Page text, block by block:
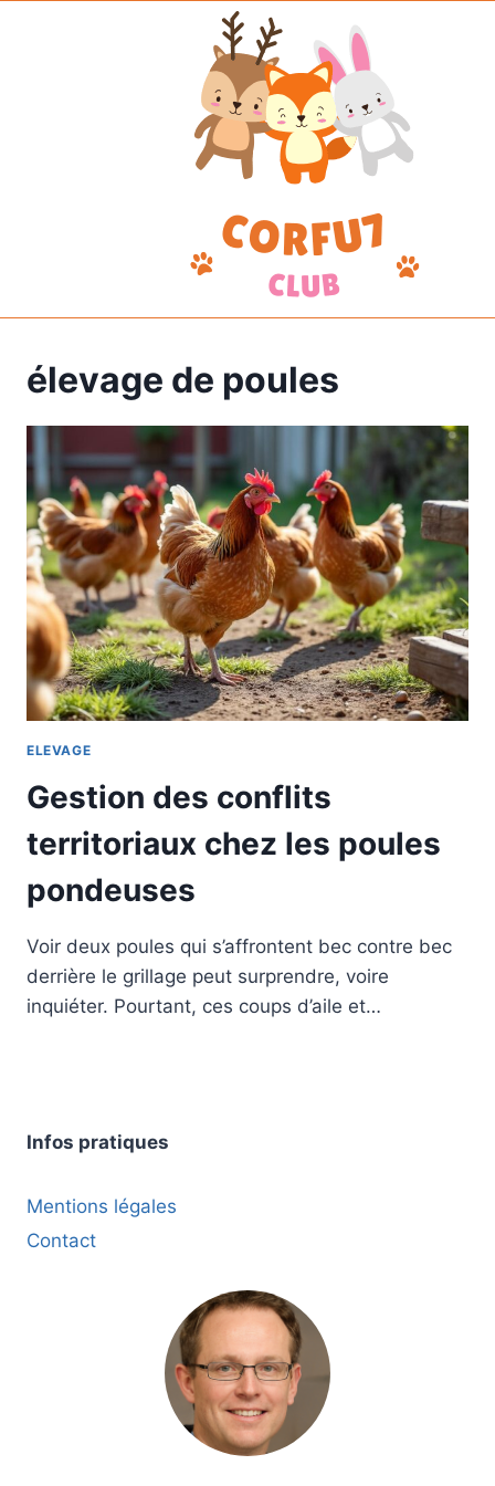
élevage de poules
ELEVAGE
Gestion des conflits
territoriaux chez les poules
pondeuses
Voir deux poules qui s’affrontent bec contre bec
derrière le grillage peut surprendre, voire
inquiéter. Pourtant, ces coups d’aile et…
Infos pratiques
Mentions légales
Contact